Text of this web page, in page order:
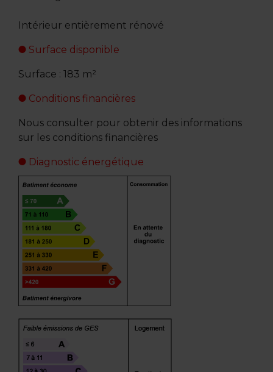
Intérieur entièrement rénové
Surface disponible
Surface : 183 m²
Conditions financières
Nous consulter pour obtenir des informations
sur les conditions financières
Diagnostic énergétique